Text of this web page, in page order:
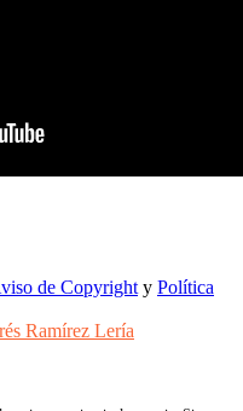
de Copyright y Política
Ramírez Lería